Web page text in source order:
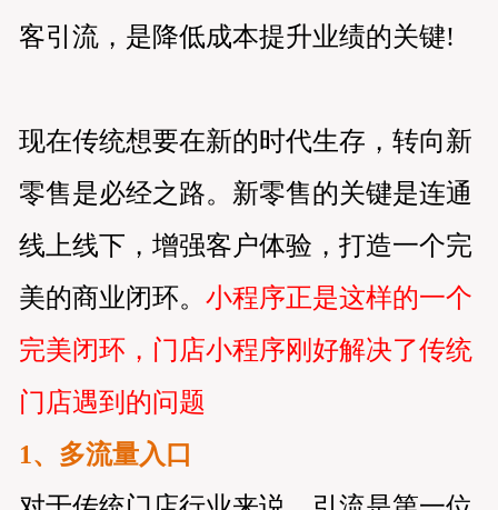
客引流，是降低成本提升业绩的关键!
现在传统想要在新的时代生存，转向新
零售是必经之路。新零售的关键是连通
线上线下，增强客户体验，打造一个完
美的商业闭环。 小程序正是这样的一个
完美闭环，门店小程序刚好解决了传统
门店遇到的问题
1、多流量入口